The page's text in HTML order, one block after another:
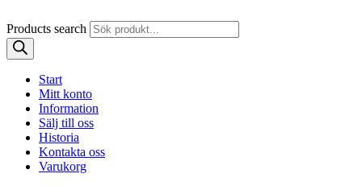
Products search
Start
Mitt konto
Information
Sälj till oss
Historia
Kontakta oss
Varukorg